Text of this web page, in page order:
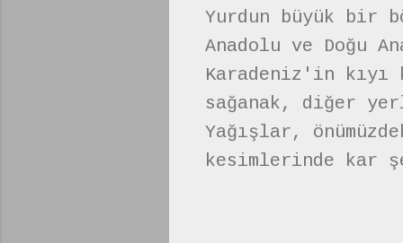
Yurdun büyük bir
Anadolu ve Doğu
Karadeniz'in kıyı
sağanak, diğer
Yağışlar,
kesimlerinde kar